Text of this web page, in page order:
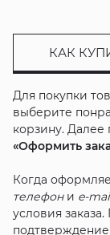
КАК
Для покупки
выберите
корзину. Далее
«Оформить
Когда
телефони e-
условия